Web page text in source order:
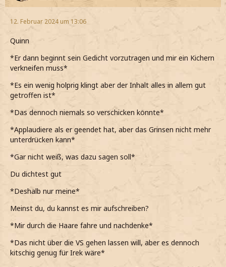
12. Februar 2024 um 13:06
Quinn
*Er dann beginnt sein Gedicht vorzutragen und mir ein Kichern
verkneifen muss*
*Es ein wenig holprig klingt aber der Inhalt alles in allem gut
getroffen ist*
*Das dennoch niemals so verschicken könnte*
*Applaudiere als er geendet hat, aber das Grinsen nicht mehr
unterdrücken kann*
*Gar nicht weiß, was dazu sagen soll*
Du dichtest gut
*Deshalb nur meine*
Meinst du, du kannst es mir aufschreiben?
*Mir durch die Haare fahre und nachdenke*
*Das nicht über die VS gehen lassen will, aber es dennoch
kitschig genug für Irek wäre*